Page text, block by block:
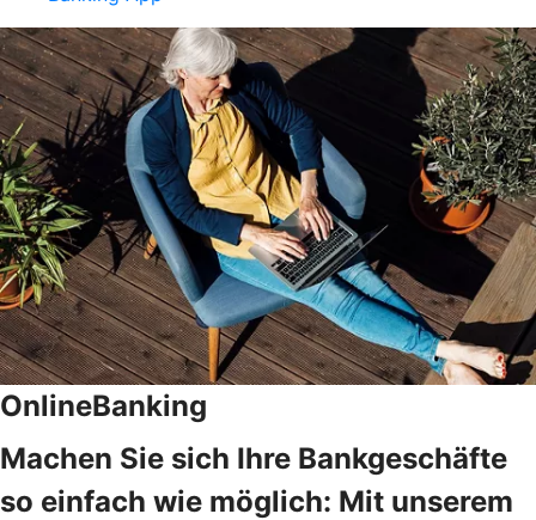
OnlineBanking
Machen Sie sich Ihre Bankgeschäfte
so einfach wie möglich: Mit unserem